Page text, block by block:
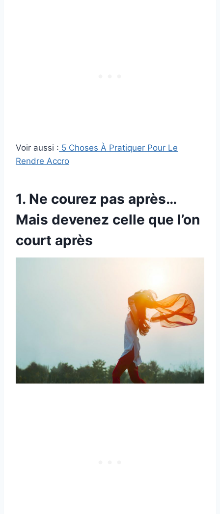
Voir aussi : 5 Choses À Pratiquer Pour Le
Rendre Accro
1. Ne courez pas après…
Mais devenez celle que l’on
court après